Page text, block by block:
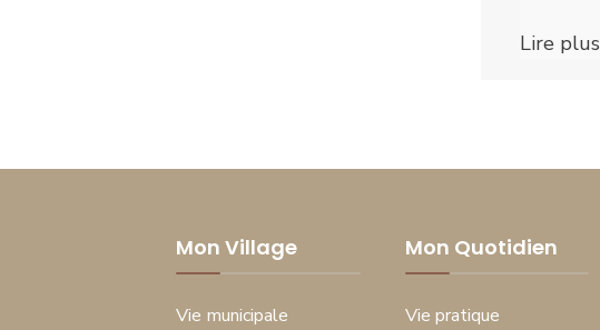
Lire plus
Mon Village
Vie municipale
Mon Quotidien
Vie pratique